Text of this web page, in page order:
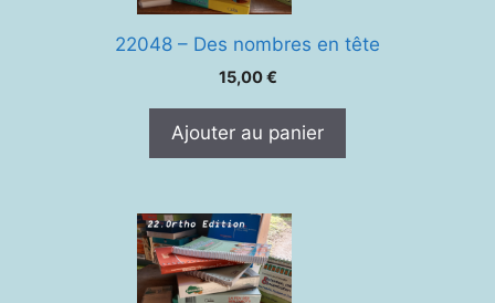
22048 – Des nombres en tête
15,00€
Ajouter au panier